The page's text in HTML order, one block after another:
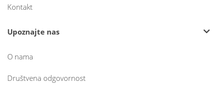
Kontakt
Upoznajte nas
O nama
Društvena odgovornost